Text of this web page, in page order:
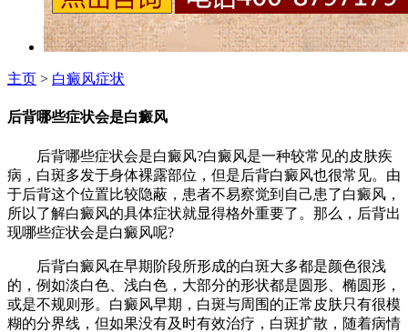
主页 > 白癜风症状
后背哪些症状会是白癜风
后背哪些症状会是白癜风?白癜风是一种较常见的皮肤疾
病，白斑多发于身体裸露部位，但是后背白癜风也很常见。由
于后背这个位置比较隐蔽，患者不易察觉到自己患了白癜风，
所以了解白癜风的具体症状就显得格外重要了。那么，后背出
现哪些症状会是白癜风呢?
后背白癜风在早期阶段所形成的白斑大多都是颜色很浅
的，例如淡白色、浅白色，大部分的形状都是圆形、椭圆形，
或是不规则形。白癜风早期，白斑与周围的正常皮肤只有很模
糊的分界线，但如果没有及时有效治疗，白斑扩散，随着病情